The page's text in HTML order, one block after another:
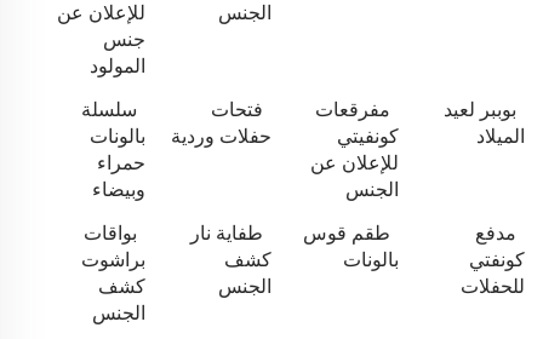
الجنس
للإعلان عن
جنس
المولود
بوببر لعيد
الميلاد
مفرقعات
كونفيتي
للإعلان عن
الجنس
فتحات
حفلات وردية
سلسلة
بالونات
حمراء
وبيضاء
مدفع
كونفتي
للحفلات
طقم قوس
بالونات
طفاية نار
كشف
الجنس
بواقات
براشوت
كشف
الجنس